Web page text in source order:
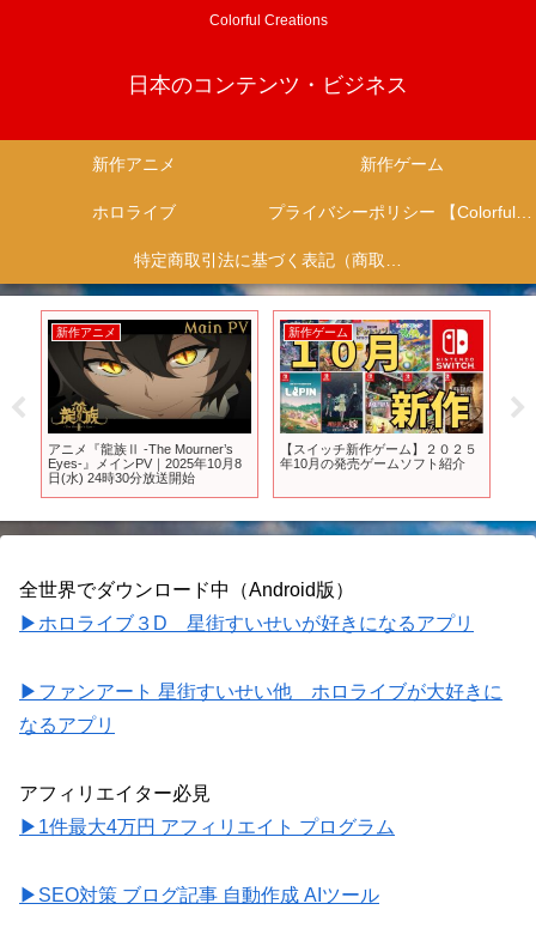
Colorful Creations
日本のコンテンツ・ビジネス
新作アニメ 新作ゲーム
ホロライブ プライバシーポリシー 【Colorful Creation】
特定商取引法に基づく表記（商取引に関する開示）
新作アニメ
アニメ『龍族Ⅱ -The Mourner’s
Eyes-』メインPV｜2025年10月8
日(水) 24時30分放送開始
新作ゲーム
【スイッチ新作ゲーム】２０２５
年10月の発売ゲームソフト紹介
全世界でダウンロード中（Android版）
▶ホロライブ３D 星街すいせいが好きになるアプリ
▶ファンアート 星街すいせい他 ホロライブが大好きに
なるアプリ
アフィリエイター必見
▶1件最大4万円 アフィリエイト プログラム
▶SEO対策 ブログ記事 自動作成 AIツール